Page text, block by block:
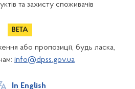
та захисту споживачів
або пропозиції, будь ласка,
info@dpss.gov.ua
In English